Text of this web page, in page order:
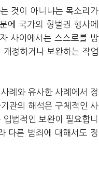
것이 아니냐는 목소리가
에 국가의 형벌권 행사에
사이에서는 스스로를 방
정하거나 보완하는 작업
례와 유사한 사례에서 정
관의 해석은 구체적인 사
법적인 보완이 필요합니
다른 범죄에 대해서도 정